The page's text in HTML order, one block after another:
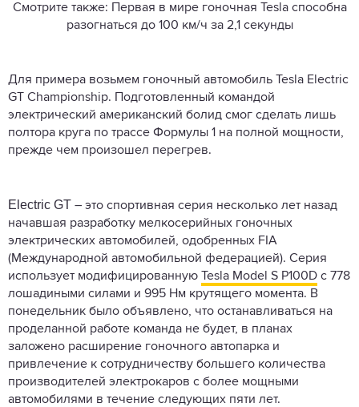
Смотрите также: Первая в мире гоночная Tesla способна
разогнаться до 100 км/ч за 2,1 секунды
Для примера возьмем гоночный автомобиль Tesla Electric
GT Championship. Подготовленный командой
электрический американский болид смог сделать лишь
полтора круга по трассе Формулы 1 на полной мощности,
прежде чем произошел перегрев.
Electric GT – это спортивная серия несколько лет назад
начавшая разработку мелкосерийных гоночных
электрических автомобилей, одобренных FIA
(Международной автомобильной федерацией). Серия
использует модифицированную
Tesla Model S P100D с 778
лошадиными силами и 995 Нм крутящего момента. В
понедельник было объявлено, что останавливаться на
проделанной работе команда не будет, в планах
заложено расширение гоночного автопарка и
привлечение к сотрудничеству большего количества
производителей электрокаров с более мощными
автомобилями в течение следующих пяти лет.